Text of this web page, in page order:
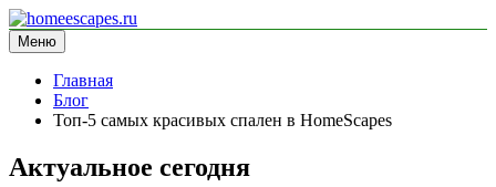
Перейти
к
содержимому
homeescapes.ru
информационный сайт
Меню
Главная
Блог
Топ-5 самых красивых спален в HomeScapes
Актуальное сегодня